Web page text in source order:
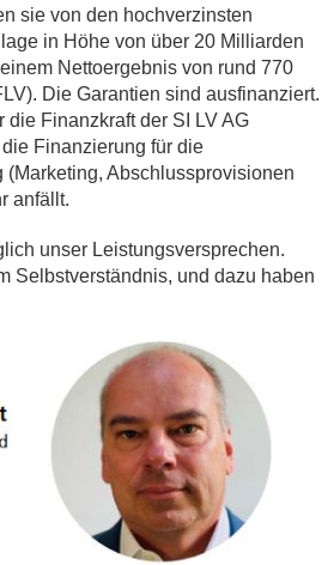
sie von den hochverzinsten
in Höhe von über 20 Milliarden
Nettoergebnis von rund 770
Die Garantien sind ausfinanziert.
Finanzkraft der SI LV AG
Finanzierung für die
Abschlussprovisionen
anfällt.
unser Leistungsversprechen.
Selbstverständnis, und dazu haben